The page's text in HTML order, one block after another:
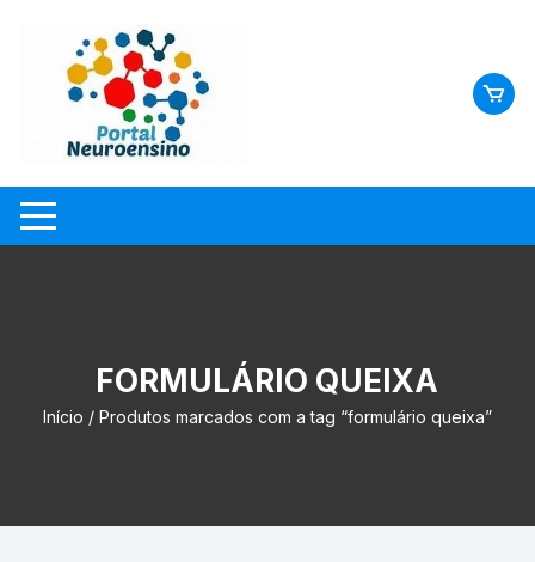
FORMULÁRIO QUEIXA
Início / Produtos marcados com a tag “formulário queixa”